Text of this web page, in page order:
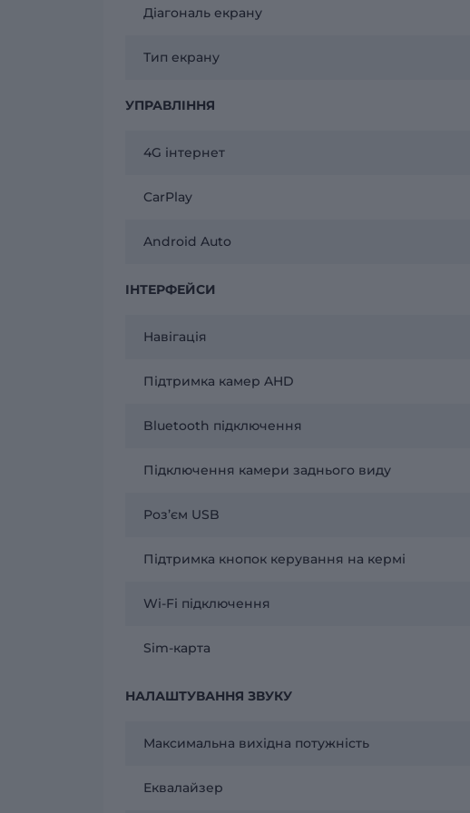
Діагональ екрану
Тип екрану
УПРАВЛІННЯ
4G інтернет
CarPlay
Android Auto
ІНТЕРФЕЙСИ
Навігація
Підтримка камер AHD
Bluetooth підключення
Підключення камери заднього виду
Розʼєм USB
Підтримка кнопок керування на кермі
Wi-Fi підключення
Sim-карта
НАЛАШТУВАННЯ ЗВУКУ
Максимальна вихідна потужність
Еквалайзер